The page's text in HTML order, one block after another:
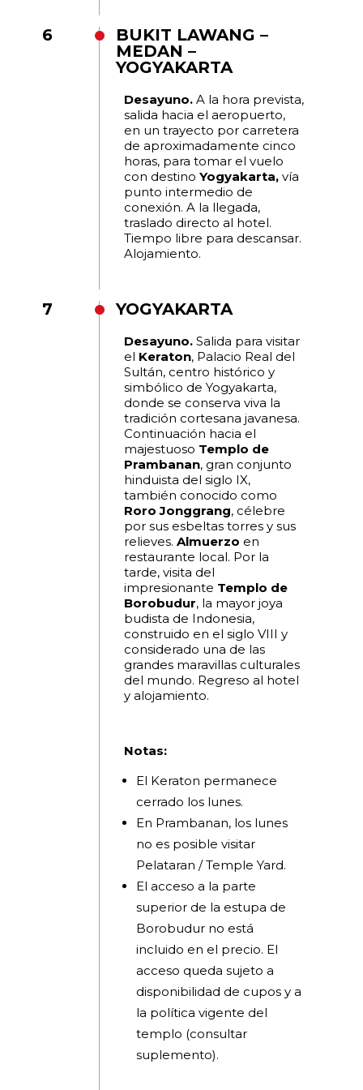
6
BUKIT LAWANG –
MEDAN –
YOGYAKARTA
Desayuno.A la hora prevista,
salida hacia el aeropuerto,
en un trayecto por carretera
de aproximadamente cinco
horas, para tomar el vuelo
con destinoYogyakarta,vía
punto intermedio de
conexión. A la llegada,
traslado directo al hotel.
Tiempo libre para descansar.
Alojamiento.
7 YOGYAKARTA
Desayuno.Salida para visitar
el Keraton, Palacio Real del
Sultán, centro histórico y
simbólico de Yogyakarta,
donde se conserva viva la
tradición cortesana javanesa.
Continuación hacia el
majestuoso Templo de
Prambanan, gran conjunto
hinduista del siglo IX,
también conocido como
Roro Jonggrang, célebre
por sus esbeltas torres y sus
relieves.Almuerzo en
restaurante local. Por la
tarde, visita del
impresionante Templo de
Borobudur, la mayor joya
budista de Indonesia,
construido en el siglo VIII y
considerado una de las
grandes maravillas culturales
del mundo. Regreso al hotel
y alojamiento.
Notas:
El Keraton permanece
cerrado los lunes.
En Prambanan, los lunes
no es posible visitar
Pelataran / Temple Yard.
El acceso a la parte
superior de la estupa de
Borobudur no está
incluido en el precio. El
acceso queda sujeto a
disponibilidad de cupos y a
la política vigente del
templo (consultar
suplemento).